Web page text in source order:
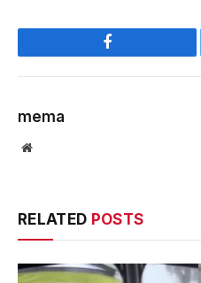
Facebook
mema
Website
RELATED POSTS